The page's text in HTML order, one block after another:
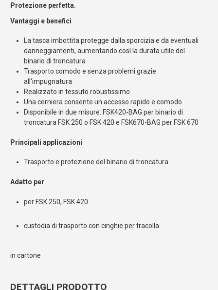
Protezione perfetta.
Vantaggi e benefici
La tasca imbottita protegge dalla sporcizia e da eventuali
danneggiamenti, aumentando così la durata utile del
binario di troncatura
Trasporto comodo e senza problemi grazie
all'impugnatura
Realizzato in tessuto robustissimo
Una cerniera consente un accesso rapido e comodo
Disponibile in due misure: FSK420-BAG per binario di
troncatura FSK 250 o FSK 420 e FSK670-BAG per FSK 670
Principali applicazioni
Trasporto e protezione del binario di troncatura
Adatto per
per FSK 250, FSK 420
custodia di trasporto con cinghie per tracolla
in cartone
DETTAGLI PRODOTTO